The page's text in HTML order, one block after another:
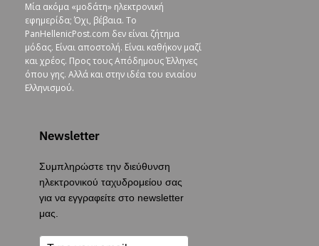
Μία ακόμα «μοδάτη» ηλεκτρονική
εφημερίδα; Όχι, βέβαια. To
PanHellenicPost.com δεν είναι ζήτημα
μόδας. Είναι αποστολή. Είναι καθήκον μαζί
και χρέος. Προς τους Απόδημους Έλληνες
όπου γης. Αλλά και στην ιδέα του ενιαίου
Ελληνισμού.
Newsletter
Συμπληρώστε την διεύθυνση
ηλεκτρονικού ταχυδρομείου σας
για να εγγραφείτε στο newsletter
μας.